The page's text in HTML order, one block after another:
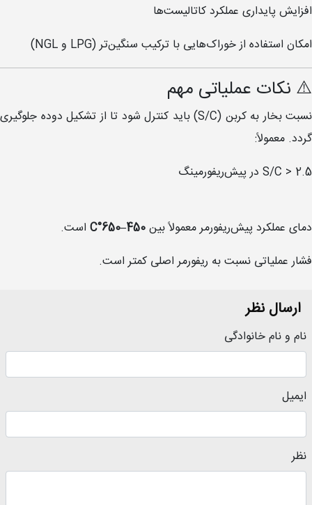
افزایش پایداری عملکرد کاتالیست‌ها
امکان استفاده از خوراک‌هایی با ترکیب سنگین‌تر (LPG و NGL)
⚠️ نکات عملیاتی مهم
نسبت بخار به کربن (S/C) باید کنترل شود تا از تشکیل دوده جلوگیری
گردد. معمولاً:
S/C > 2.5 در پیش‌ریفورمینگ
دمای عملکرد پیش‌ریفورمر معمولاً بین450–650°C
است.
فشار عملیاتی نسبت به ریفورمر اصلی کمتر است.
ارسال نظر
نام و نام خانوادگی
ایمیل
نظر